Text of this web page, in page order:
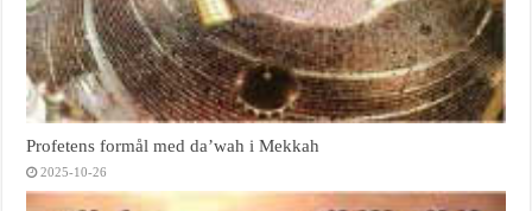
Profetens formål med da’wah i Mekkah
2025-10-26